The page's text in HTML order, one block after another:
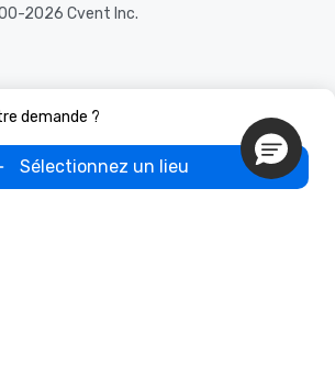
demande ?
Sélectionnez un lieu
2026 Cvent Inc.